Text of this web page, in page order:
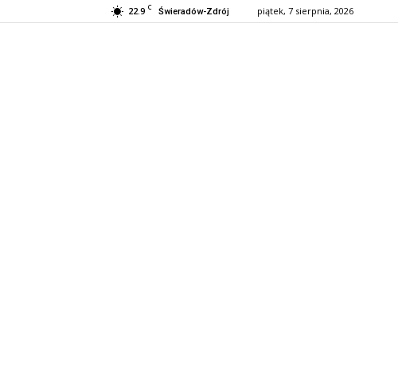
22.9 C Świeradów-Zdrój piątek, 7 sierpnia, 2026